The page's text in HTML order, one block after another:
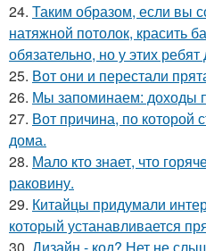
24. Таким образом, если вы
натяжной потолок, красить
обязательно, но у этих
25. Вот они и перестали
26. Мы запоминаем: доходы
27. Вот причина, по которой
дома.
28. Мало кто знает, что
раковину.
29. Китайцы придумали
который устанавливается